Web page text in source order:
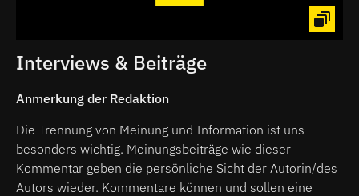
Interviews & Beiträge
Anmerkung der Redaktion
Die Trennung von Meinung und Information ist uns
besonders wichtig. Meinungsbeiträge wie dieser
Kommentar geben die persönliche Sicht der Autorin/des
Autors wieder. Kommentare können und sollen eine